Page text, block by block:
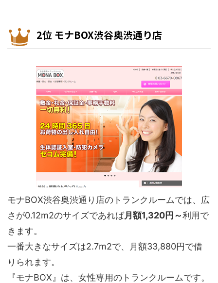
2位 モナBOX渋谷奥渋通り店
モナBOX渋谷奥渋通り店のトランクルームでは、広
さが0.12m2のサイズであれば月額1,320円～利用で
きます。
一番大きなサイズは2.7m2で、月額33,880円で借
りられます。
『モナBOX』は、女性専用のトランクルームです。